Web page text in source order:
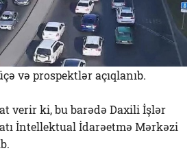
və prospektlər açıqlanıb.
verir ki, bu barədə Daxili İşlər
İntellektual İdarəetmə Mərkəzi